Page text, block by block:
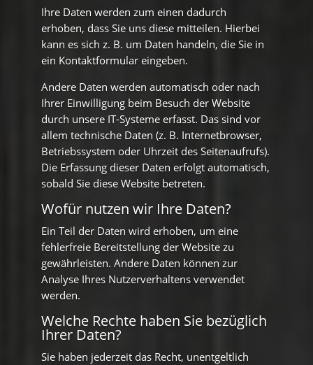
Ihre Daten werden zum einen dadurch
erhoben, dass Sie uns diese mitteilen. Hierbei
kann es sich z. B. um Daten handeln, die Sie in
ein Kontaktformular eingeben.
Andere Daten werden automatisch oder nach
Ihrer Einwilligung beim Besuch der Website
durch unsere IT-Systeme erfasst. Das sind vor
allem technische Daten (z. B. Internetbrowser,
Betriebssystem oder Uhrzeit des Seitenaufrufs).
Die Erfassung dieser Daten erfolgt automatisch,
sobald Sie diese Website betreten.
Wofür nutzen wir Ihre Daten?
Ein Teil der Daten wird erhoben, um eine
fehlerfreie Bereitstellung der Website zu
gewährleisten. Andere Daten können zur
Analyse Ihres Nutzerverhaltens verwendet
werden.
Welche Rechte haben Sie bezüglich
Ihrer Daten?
Sie haben jederzeit das Recht, unentgeltlich